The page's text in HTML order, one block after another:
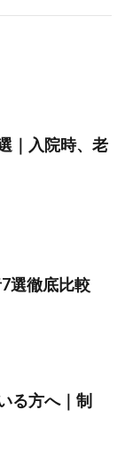
｜入院時、老
選徹底比較
る方へ｜制